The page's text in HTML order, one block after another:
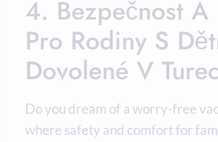
4. Bezpečnost
Pro Rodiny S
Dovolené V
Do you dream of a worry-free
where safety and comfort for